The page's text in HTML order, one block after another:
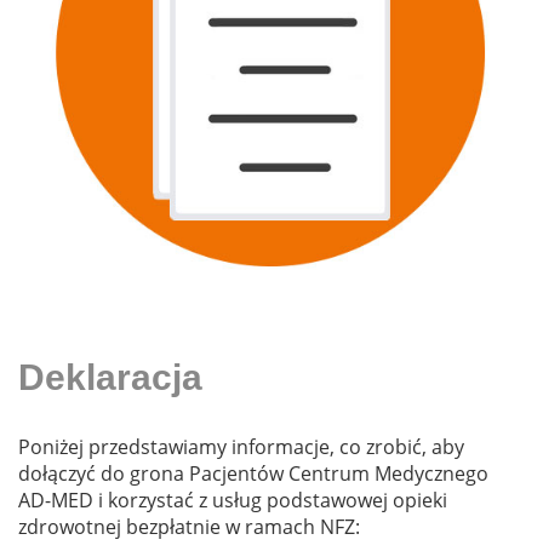
Deklaracja
Poniżej przedstawiamy informacje, co zrobić, aby
dołączyć do grona Pacjentów Centrum Medycznego
AD-MED i korzystać z usług podstawowej opieki
zdrowotnej bezpłatnie w ramach NFZ: